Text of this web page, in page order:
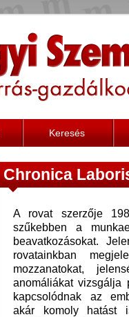
Keresés
Chronica
A rovat szerzője
szűkebben a
beavatkozásokat.
rovatainkban
mozzanatokat,
anomáliákat vizsgálja
kapcsolódnak az
akár komoly hatást